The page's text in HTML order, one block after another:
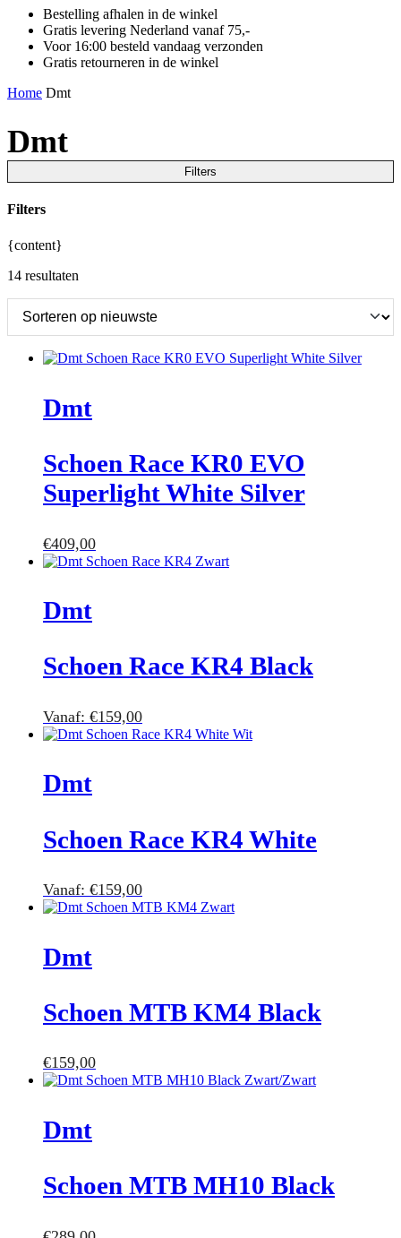
Bestelling afhalen in de winkel
Gratis levering Nederland vanaf 75,-
Voor 16:00 besteld vandaag verzonden
Gratis retourneren in de winkel
Home Dmt
Dmt
Filters
Filters
{content}
14 resultaten
Dmt
Schoen Race KR0 EVO
Superlight White Silver
€409,00
Dmt
Schoen Race KR4 Black
Vanaf: €159,00
Dmt
Schoen Race KR4 White
Vanaf: €159,00
Dmt
Schoen MTB KM4 Black
€159,00
Dmt
Schoen MTB MH10 Black